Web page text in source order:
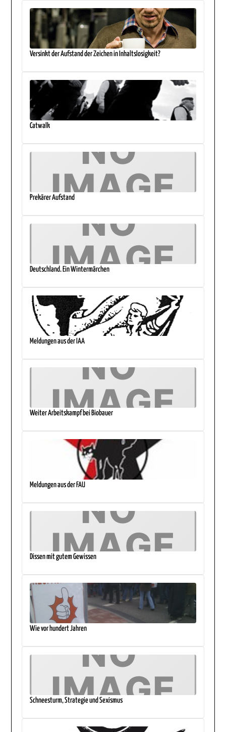
Versinkt der Aufstand der Zeichen in Inhaltslosigkeit?
Catwalk
Prekärer Aufstand
Deutschland. Ein Wintermärchen
Meldungen aus der IAA
Weiter Arbeitskampf bei Biobauer
Meldungen aus der FAU
Dissen mit gutem Gewissen
Wie vor hundert Jahren
Schneesturm, Strategie und Sexismus